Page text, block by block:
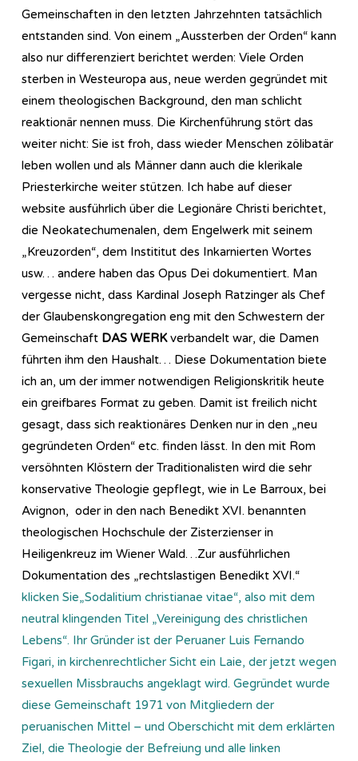
Gemeinschaften in den letzten Jahrzehnten tatsächlich
entstanden sind. Von einem „Aussterben der Orden“ kann
also nur differenziert berichtet werden: Viele Orden
sterben in Westeuropa aus, neue werden gegründet mit
einem theologischen Background, den man schlicht
reaktionär nennen muss. Die Kirchenführung stört das
weiter nicht: Sie ist froh, dass wieder Menschen zölibatär
leben wollen und als Männer dann auch die klerikale
Priesterkirche weiter stützen. Ich habe auf dieser
website ausführlich über die Legionäre Christi berichtet,
die Neokatechumenalen, dem Engelwerk mit seinem
„Kreuzorden“, dem Instititut des Inkarnierten Wortes
usw… andere haben das Opus Dei dokumentiert. Man
vergesse nicht, dass Kardinal Joseph Ratzinger als Chef
der Glaubenskongregation eng mit den Schwestern der
Gemeinschaft DAS WERKverbandelt war, die Damen
führten ihm den Haushalt… Diese Dokumentation biete
ich an, um der immer notwendigen Religionskritik heute
ein greifbares Format zu geben. Damit ist freilich nicht
gesagt, dass sich reaktionäres Denken nur in den „neu
gegründeten Orden“ etc. finden lässt. In den mit Rom
versöhnten Klöstern der Traditionalisten wird die sehr
konservative Theologie gepflegt, wie in Le Barroux, bei
Avignon, oder in den nach Benedikt XVI. benannten
theologischen Hochschule der Zisterzienser in
Heiligenkreuz im Wiener Wald…Zur ausführlichen
Dokumentation des „rechtslastigen Benedikt XVI.“
klicken Sie„Sodalitium christianae vitae“, also mit dem
neutral klingenden Titel „Vereinigung des christlichen
Lebens“. Ihr Gründer ist der Peruaner Luis Fernando
Figari, in kirchenrechtlicher Sicht ein Laie, der jetzt wegen
sexuellen Missbrauchs angeklagt wird. Gegründet wurde
diese Gemeinschaft 1971 von Mitgliedern der
peruanischen Mittel – und Oberschicht mit dem erklärten
Ziel, die Theologie der Befreiung und alle linken